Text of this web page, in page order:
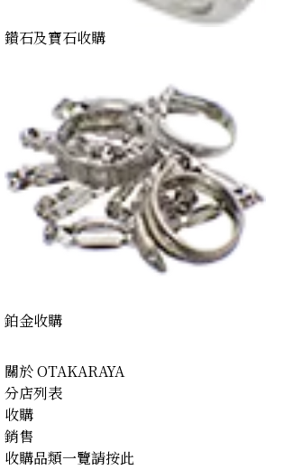
Proof Gold Coin
鑽石及寶石收購
鉑金收購
關於 OTAKARAYA
分店列表
收購
銷售
收購品類一覽請按此